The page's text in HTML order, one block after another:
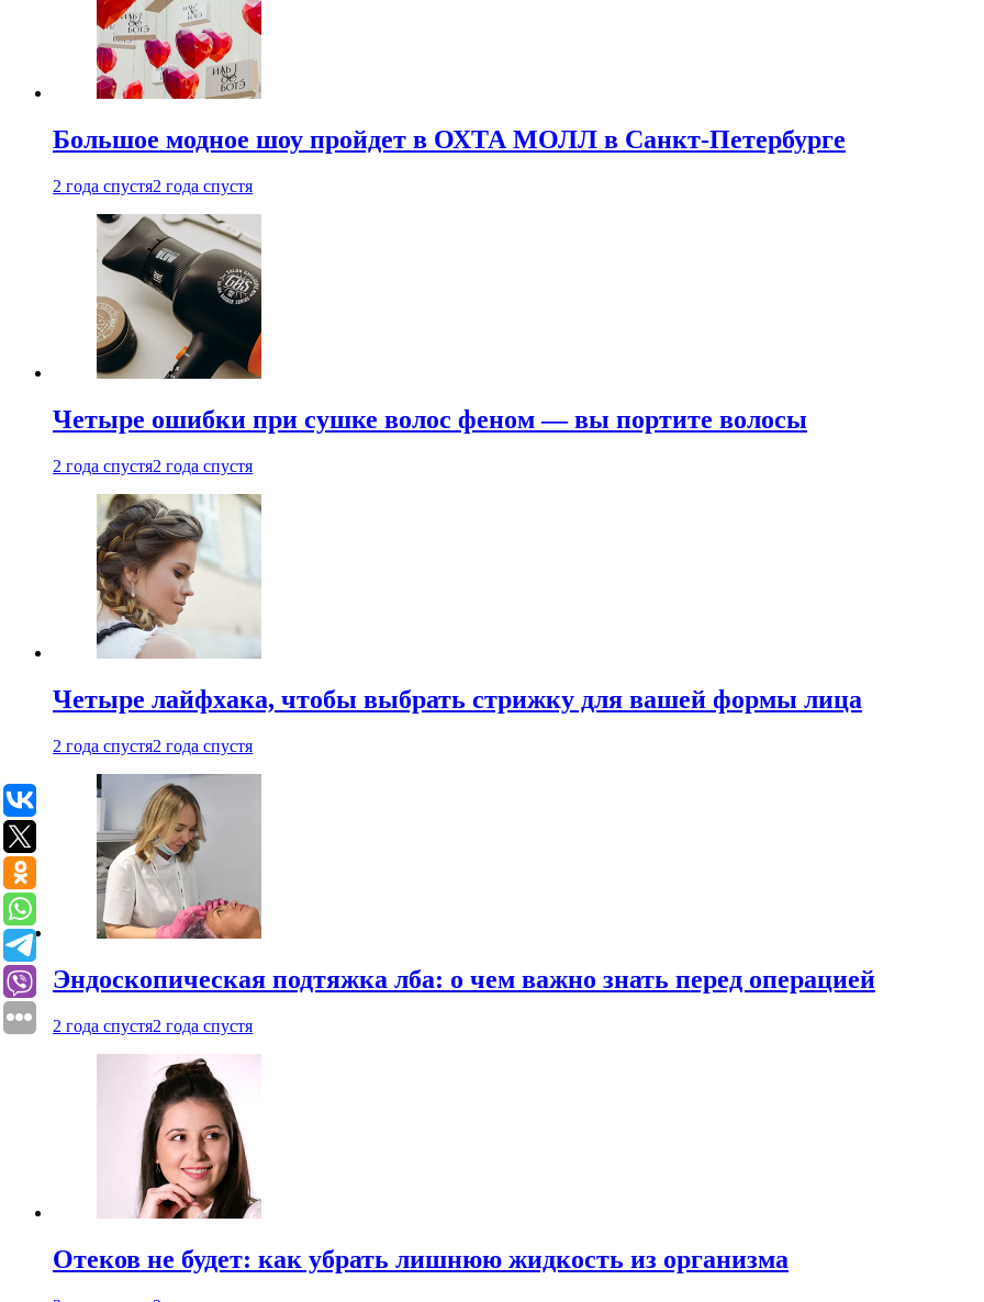
Большое модное шоу пройдет в ОХТА МОЛЛ в Санкт-Петербурге
2 года спустя2 года спустя
Четыре ошибки при сушке волос феном — вы портите волосы
2 года спустя2 года спустя
Четыре лайфхака, чтобы выбрать стрижку для вашей формы лица
2 года спустя2 года спустя
Эндоскопическая подтяжка лба: о чем важно знать перед операцией
2 года спустя2 года спустя
Отеков не будет: как убрать лишнюю жидкость из организма